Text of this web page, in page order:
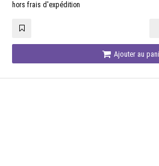
hors frais d'expédition
Ajouter au